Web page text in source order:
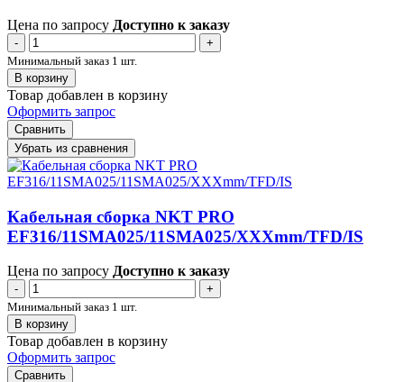
Цена по запросу Доступно к заказу
-
+
Минимальный заказ 1 шт.
В корзину
Товар добавлен в корзину
Оформить запрос
Сравнить
Убрать из сравнения
Кабельная сборка NKT PRO
EF316/11SMA025/11SMA025/XXXmm/TFD/IS
Цена по запросу Доступно к заказу
-
+
Минимальный заказ 1 шт.
В корзину
Товар добавлен в корзину
Оформить запрос
Сравнить